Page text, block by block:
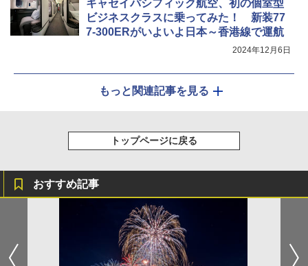
キャセイパシフィック航空、初の個室型
ビジネスクラスに乗ってみた！ 新装77
7-300ERがいよいよ日本～香港線で運航
2024年12月6日
もっと関連記事を見る
トップページに戻る
おすすめ記事